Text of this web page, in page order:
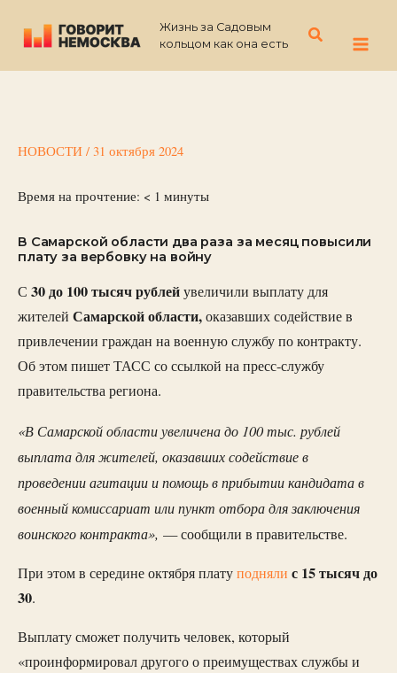
содержимому
Жизнь за Садовым
кольцом как она есть
Поиск
НОВОСТИ / 31 октября 2024
Время на прочтение: < 1 минуты
В Самарской области два раза за месяц повысили
плату за вербовку на войну
С 30 до 100 тысяч рублейувеличили выплату для
жителей Самарской области,оказавших содействие в
привлечении граждан на военную службу по контракту.
Об этом пишет ТАСС со ссылкой на пресс-службу
правительства региона.
«В Самарской области увеличена до 100 тыс. рублей
выплата для жителей, оказавших содействие в
проведении агитации и помощь в прибытии кандидата в
военный комиссариат или пункт отбора для заключения
воинского контракта», — сообщили в правительстве.
При этом в середине октября платуподняли с 15 тысяч до
30.
Выплату сможет получить человек, который
«проинформировал другого о преимуществах службы и